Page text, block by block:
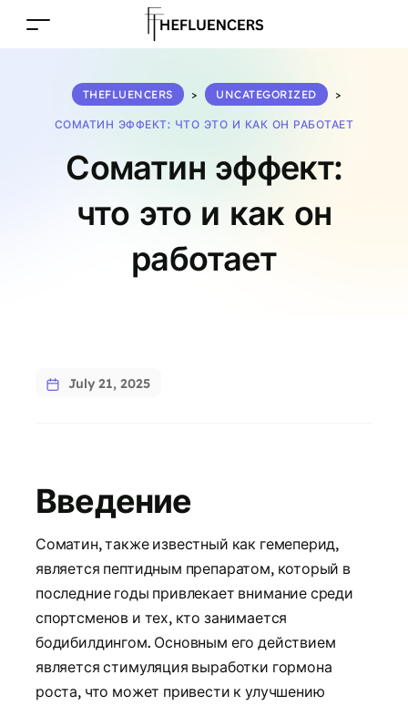
Соматин эффект:
что это и как он
работает
THEFLUENCERS > UNCATEGORIZED >
СОМАТИН ЭФФЕКТ: ЧТО ЭТО И КАК ОН РАБОТАЕТ
July 21, 2025
Введение
Соматин, также известный как гемеперид,
является пептидным препаратом, который в
последние годы привлекает внимание среди
спортсменов и тех, кто занимается
бодибилдингом. Основным его действием
является стимуляция выработки гормона
роста, что может привести к улучшению